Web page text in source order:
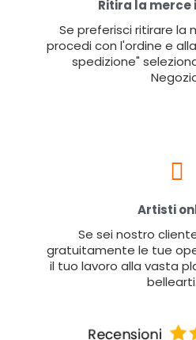
Ritira la merce
Se preferisci ritirare la
procedi con l'ordine e
spedizione"
Artisti
Se sei nostro
gratuitamente le tue
il tuo lavoro alla vasta